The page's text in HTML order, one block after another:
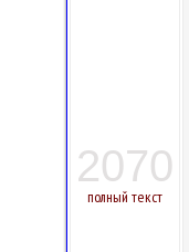
2070
полный текст